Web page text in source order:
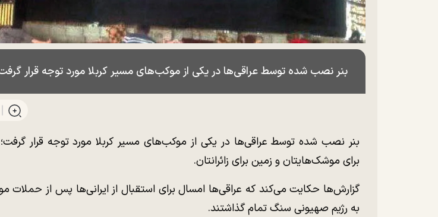
بنر نصب شده توسط عراقی‌ها در یکی از موکب‌های مسیر کربلا مورد توجه قرار
بنر نصب شده توسط عراقی‌ها در یکی از موکب‌های مسیر کربلا مورد توجه قرار
برای موشک‌هایتان و زمین برای زائرانتان.
گزارش‌ها حکایت می‌کند که عراقی‌ها امسال برای استقبال از ایرانی‌ها پس از حملات
به رژیم صهیونی سنگ تمام گذاشتند.